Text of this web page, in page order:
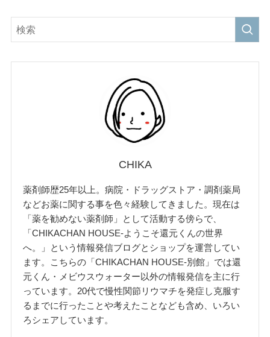
CHIKA
薬剤師歴25年以上。病院・ドラッグストア・調剤薬局
などお薬に関する事を色々経験してきました。現在は
「薬を勧めない薬剤師」として活動する傍らで、
「CHIKACHAN HOUSE-ようこそ還元くんの世界
へ。」という情報発信ブログとショップを運営してい
ます。こちらの「CHIKACHAN HOUSE-別館」では還
元くん・メビウスウォーター以外の情報発信を主に行
っています。20代で慢性関節リウマチを発症し克服す
るまでに行ったことや考えたことなども含め、いろい
ろシェアしています。